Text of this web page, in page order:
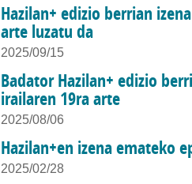
Hazilan+ edizio berrian
arte luzatu da
2025/09/15
Badator Hazilan+ edizio
irailaren 19ra arte
2025/08/06
Hazilan+en izena emateko
2025/02/28